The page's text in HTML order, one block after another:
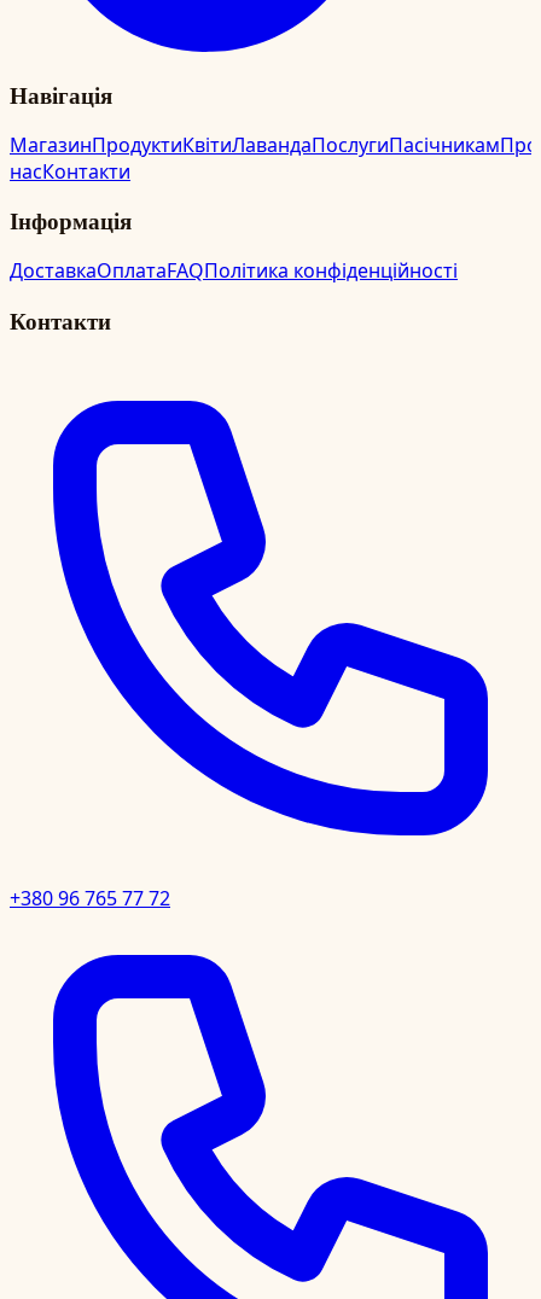
Навігація
МагазинПродуктиКвітиЛавандаПослугиПасічникамПро
насКонтакти
Інформація
ДоставкаОплатаFAQПолітика конфіденційності
Контакти
+380 96 765 77 72